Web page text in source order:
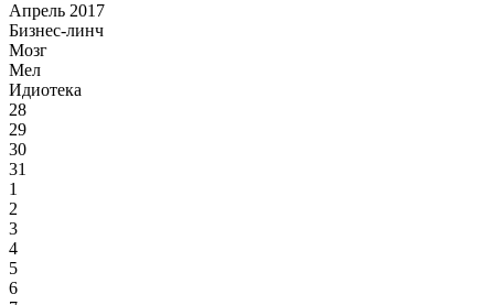
Апрель 2017
Бизнес-линч
Мозг
Мел
Идиотека
28
29
30
31
1
2
3
4
5
6